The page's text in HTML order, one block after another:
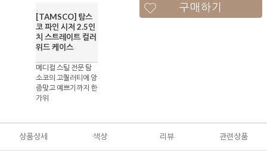
[TAMSCO] 탐스
코 파인 시저 2.5인
치 스트레이트 컬러
위드 케이스
메디컬 스틸 전문 탐
소코의 고퀄러티에 앙
증맞고 예쁘기까지 한
가위
구매하기
상품상세 색상 리뷰 관련상품